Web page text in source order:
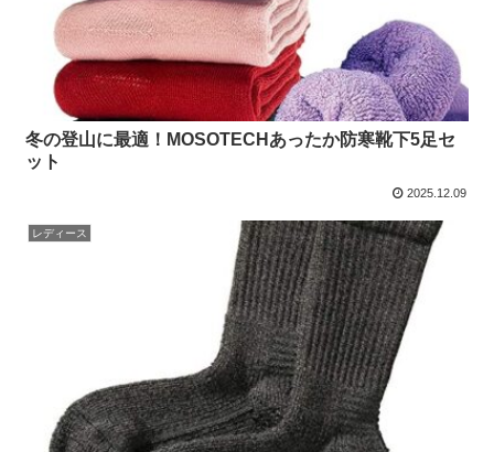
冬の登山に最適！MOSOTECHあったか防寒靴下5足セ
ット
2025.12.09
レディース